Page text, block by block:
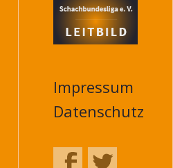
Impressum
Datenschutz